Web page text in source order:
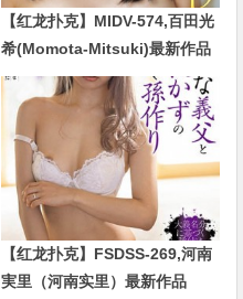
【红龙扑克】MIDV-574,百田光
希(Momota-Mitsuki)最新作品
2024/01/02发布！
【红龙扑克】FSDSS-269,河南
実里（河南实里）最新作品